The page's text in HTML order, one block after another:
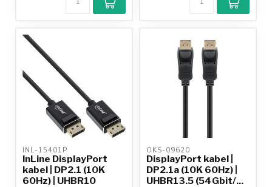
INL-15401P
InLine DisplayPort
kabel | DP2.1 (10K
60Hz) | UHBR10
OKS-09620
DisplayPort kabel |
DP2.1a (10K 60Hz) |
UHBR13.5 (54Gbit/...